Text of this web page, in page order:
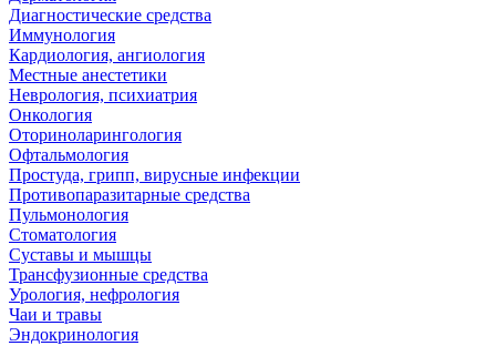
Диагностические средства
Иммунология
Кардиология, ангиология
Местные анестетики
Неврология, психиатрия
Онкология
Оториноларингология
Офтальмология
Простуда, грипп, вирусные инфекции
Противопаразитарные средства
Пульмонология
Стоматология
Суставы и мышцы
Трансфузионные средства
Урология, нефрология
Чаи и травы
Эндокринология